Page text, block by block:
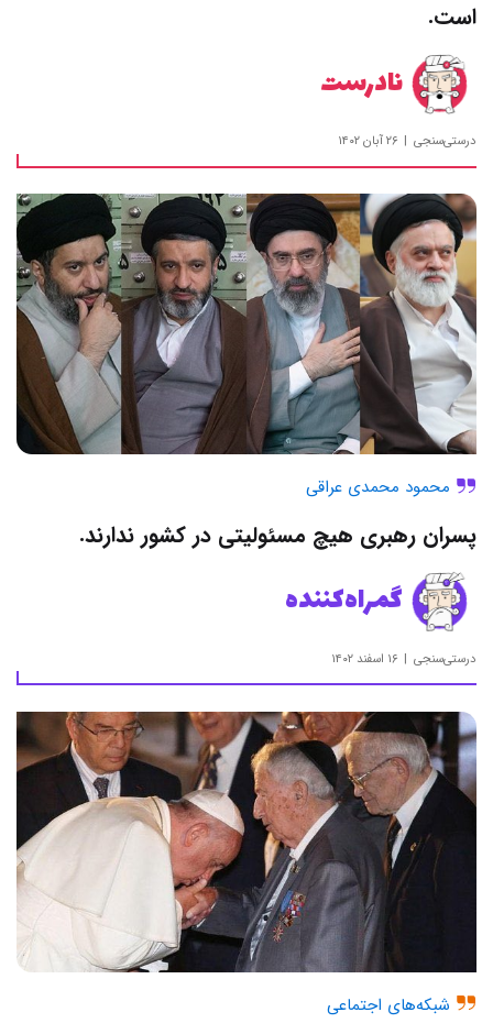
است.
نادرست
درستی‌سنجی ۲۶ آبان ۱۴۰۲
محمود محمدی عراقی
پسران رهبری هیچ مسئولیتی در کشور ندارند.
گمراه‌کننده
درستی‌سنجی ۱۶ اسفند ۱۴۰۲
شبکه‌های اجتماعی